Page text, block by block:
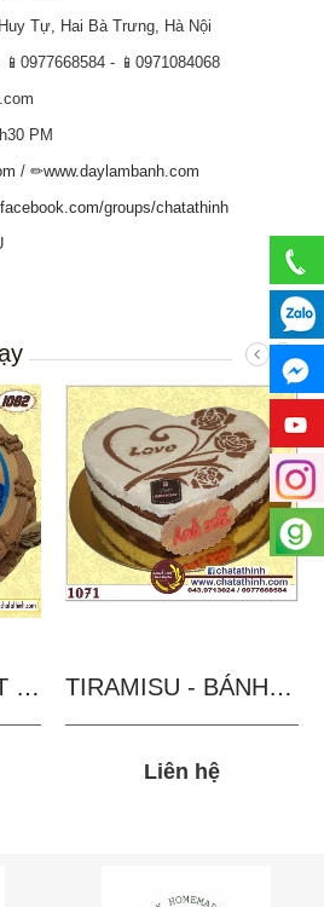
Tự, Hai Bà Trưng, Hà Nội
- 📱0971084068
PM
/ ✏www.daylambanh.com
groups/chatathinh
BÁNH SINH NHẬT IN... TIRAMISU - BÁNH TẶNG...
Liên hệ